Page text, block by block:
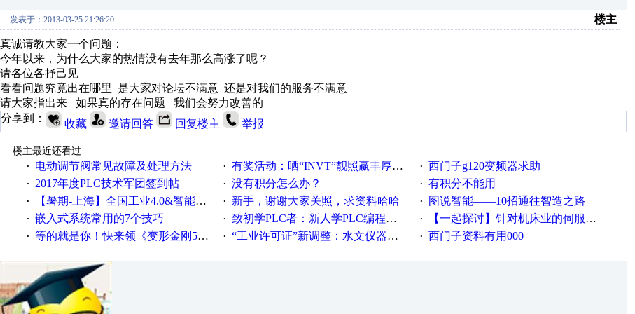
发表于：2013-03-25 21:26:20 楼主
真诚请教大家一个问题：
今年以来，为什么大家的热情没有去年那么高涨了呢？
请各位各抒己见
看看问题究竟出在哪里 是大家对论坛不满意 还是对我们的服务不满意
请大家指出来 如果真的存在问题 我们会努力改善的
分享到：
收藏 邀请回答 回复楼主 举报
楼主最近还看过
·
电动调节阀常见故障及处理方法 · 有奖活动：晒“INVT”靓照赢丰厚礼品 · 西门子g120变频器求助
· 2017年度PLC技术军团签到帖 · 没有积分怎么办？ · 有积分不能用
· 【暑期-上海】全国工业4.0&智能制造高级培训班通知！ · 新手，谢谢大家关照，求资料哈哈 · 图说智能——10招通往智造之路
· 嵌入式系统常用的7个技巧 · 致初学PLC者：新人学PLC编程的心得体会 · 【一起探讨】针对机床业的伺服系统发展，您的期望是什么？
· 等的就是你！快来领《变形金刚5》观影券 · “工业许可证”新调整：水文仪器等19类产品取消事前生产许可 · 西门子资料有用000